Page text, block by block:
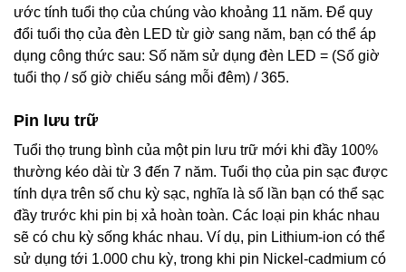
ước tính tuổi thọ của chúng vào khoảng 11 năm. Để quy
đổi tuổi thọ của đèn LED từ giờ sang năm, bạn có thể áp
dụng công thức sau: Số năm sử dụng đèn LED = (Số giờ
tuổi thọ / số giờ chiếu sáng mỗi đêm) / 365.
Pin lưu trữ
Tuổi thọ trung bình của một pin lưu trữ mới khi đầy 100%
thường kéo dài từ 3 đến 7 năm. Tuổi thọ của pin sạc được
tính dựa trên số chu kỳ sạc, nghĩa là số lần bạn có thể sạc
đầy trước khi pin bị xả hoàn toàn. Các loại pin khác nhau
sẽ có chu kỳ sống khác nhau. Ví dụ, pin Lithium-ion có thể
sử dụng tới 1.000 chu kỳ, trong khi pin Nickel-cadmium có